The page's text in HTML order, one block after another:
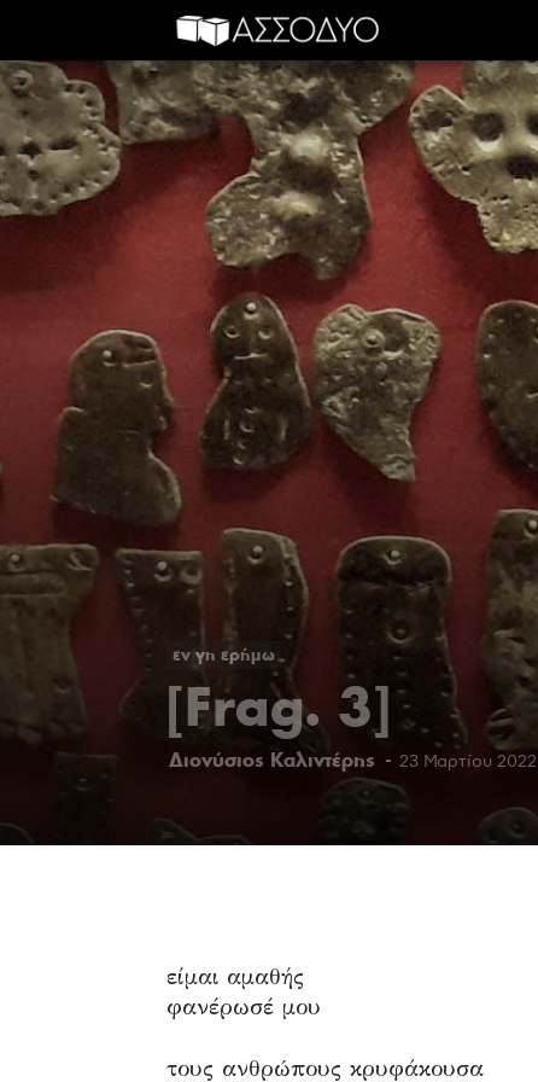
εν γη ερήμω
[Frag. 3]
Διονύσιος Καλιντέρης - 23 Μαρτίου 2022
είμαι αμαθής
φανέρωσέ μου
τους ανθρώπους κρυφάκουσα